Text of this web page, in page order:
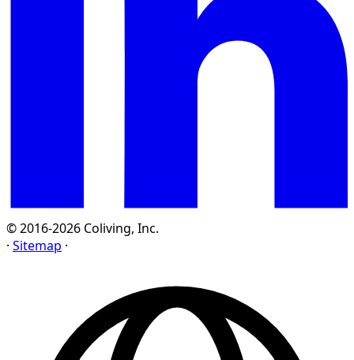
© 2016-2026 Coliving, Inc.
· Sitemap ·